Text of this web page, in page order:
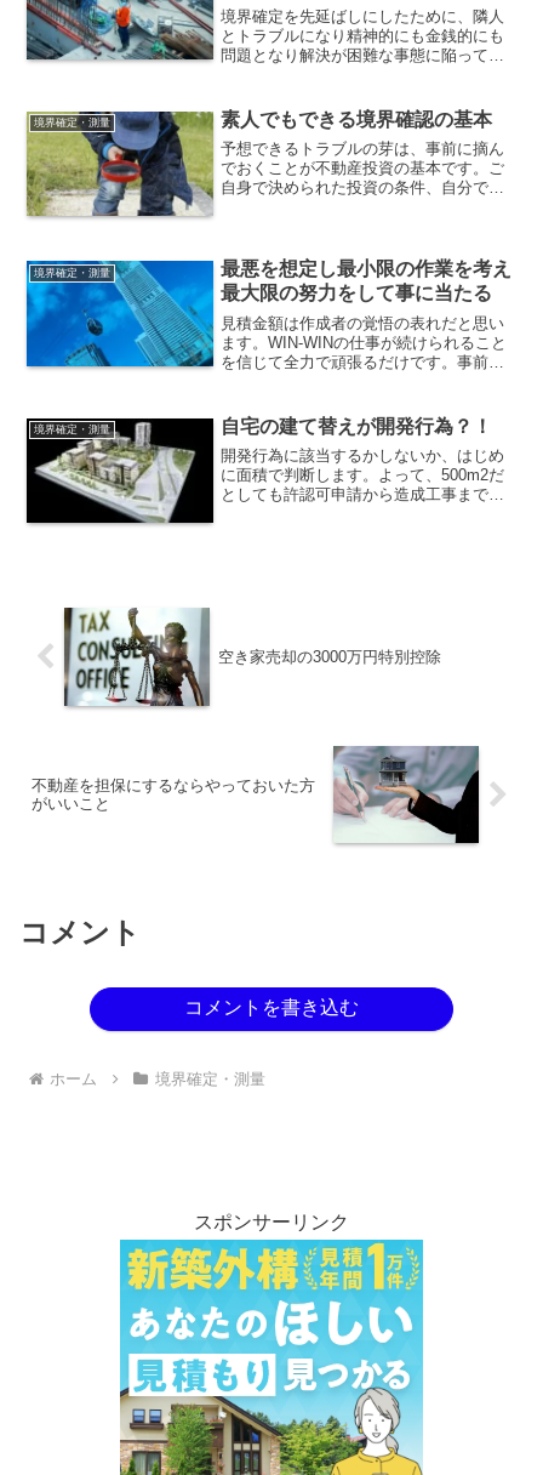
境界確定を先延ばしにしたために、隣人
とトラブルになり精神的にも金銭的にも
問題となり解決が困難な事態に陥ってし
ます。
境界確定・測量 素人でもできる境界確認の基本
予想できるトラブルの芽は、事前に摘ん
でおくことが不動産投資の基本です。ご
自身で決められた投資の条件、自分で抱
境界確定・測量
最悪を想定し最小限の作業を考え
最大限の努力をして事に当たる
見積金額は作成者の覚悟の表れだと思い
ます。WIN-WINの仕事が続けられること
を信じて全力で頑張るだけです。事前調
境界確定・測量 自宅の建て替えが開発行為？！
開発行為に該当するかしないか、はじめ
に面積で判断します。よって、500m2だ
としても許認可申請から造成工事までで
空き家売却の3000万円特別控除
不動産を担保にするならやっておいた方
がいいこと
コメント
コメントを書き込む
ホーム 境界確定・測量
スポンサーリンク